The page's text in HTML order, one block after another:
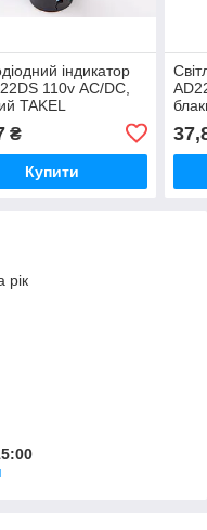
індикатор
110v АC/DC,
TAKEL
₴
Купити
рік